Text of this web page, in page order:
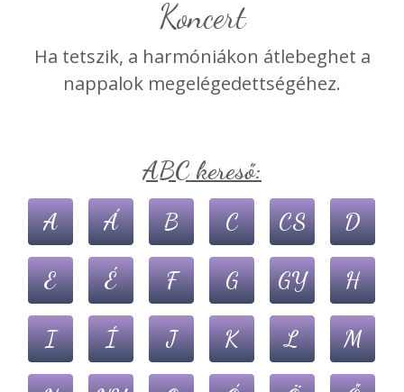
Koncert
Ha tetszik, a harmóniákon átlebeghet a
nappalok megelégedettségéhez.
ABC kereső:
A Á B C CS D
E É F G GY H
I Í J K L M